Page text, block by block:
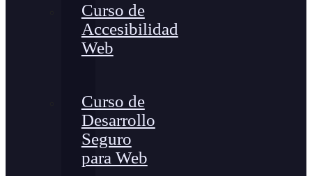
Curso de
Accesibilidad
Web
Curso de
Desarrollo
Seguro
para Web